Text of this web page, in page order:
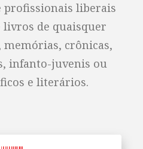
profissionais liberais
livros de quaisquer
memórias, crônicas,
infanto-juvenis ou
e literários.